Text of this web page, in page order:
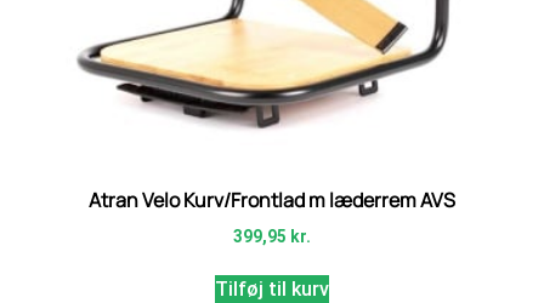
Atran Velo Kurv/Frontlad m læderrem AVS
399,95 kr.
Tilføj til kurv